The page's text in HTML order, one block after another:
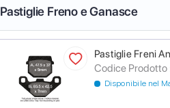
Pastiglie Freno e Ganasce
Pastiglie Freni
Codice Prodotto
Disponibile nel